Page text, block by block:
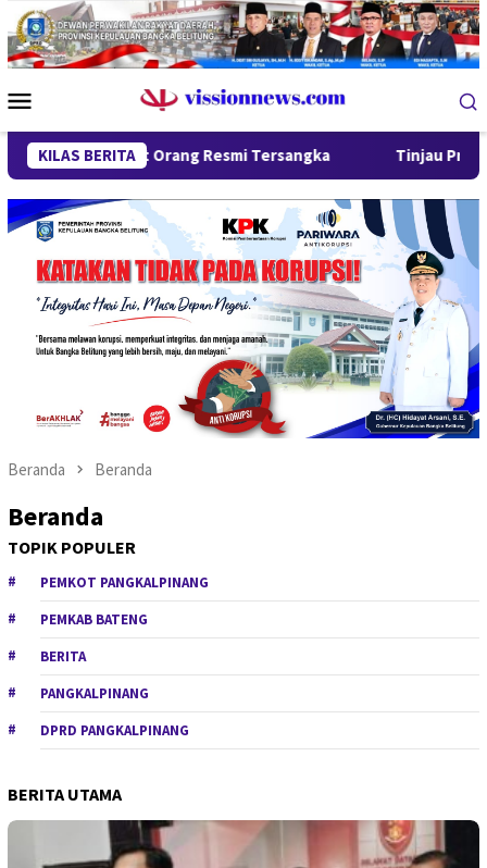
Loncat
ke
konten
Mobile
KILAS BERITA
Empat Orang Resmi Tersangka Tinjau Program
Beranda Beranda
Beranda
TOPIK POPULER
PEMKOT PANGKALPINANG
PEMKAB BATENG
BERITA
PANGKALPINANG
DPRD PANGKALPINANG
BERITA UTAMA